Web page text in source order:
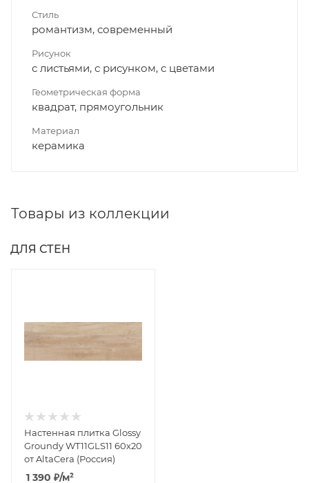
Стиль
романтизм, современный
Рисунок
с листьями, с рисунком, с цветами
Геометрическая форма
квадрат, прямоугольник
Материал
керамика
Товары из коллекции
ДЛЯ СТЕН
Настенная плитка Glossy
Groundy WT11GLS11 60x20
от AltaCera (Россия)
1 390 ₽/м²